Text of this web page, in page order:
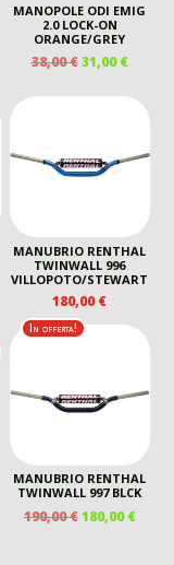
MANOPOLE ODI EMIG
2.0 LOCK-ON
ORANGE/GREY
38,00€ IL
ORIGINALE
31,00€IL
MANUBRIO RENTHAL
TWINWALL 996
VILLOPOTO/STEWART
180,00€
In offerta!
MANUBRIO RENTHAL
TWINWALL 997 BLCK
190,00€ IL
180,00€IL